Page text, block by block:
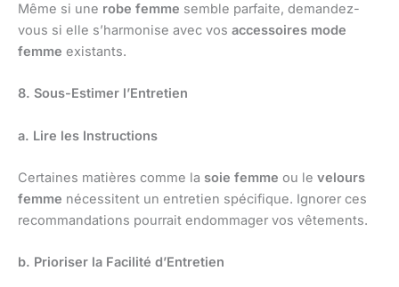
Même si une robe femme semble parfaite, demandez-
vous si elle s’harmonise avec vos accessoires mode
femme existants.
8. Sous-Estimer l’Entretien
a. Lire les Instructions
Certaines matières comme la soie femme ou le velours
femme nécessitent un entretien spécifique. Ignorer ces
recommandations pourrait endommager vos vêtements.
b. Prioriser la Facilité d’Entretien